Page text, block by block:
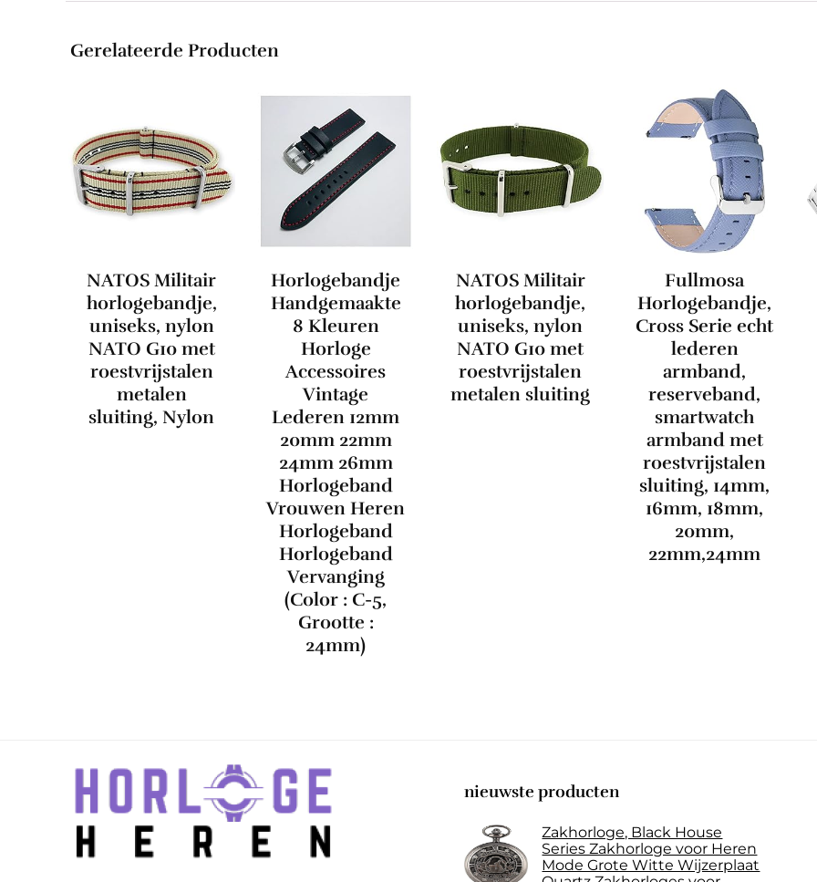
Gerelateerde Producten
NATOS Militair
horlogebandje,
uniseks, nylon
NATO G10 met
roestvrijstalen
metalen
sluiting, Nylon
Horlogebandje
Handgemaakte
8 Kleuren
Horloge
Accessoires
Vintage
Lederen 12mm
20mm 22mm
24mm 26mm
Horlogeband
Vrouwen Heren
Horlogeband
Horlogeband
Vervanging
(Color : C-5,
Grootte :
24mm)
NATOS Militair
horlogebandje,
uniseks, nylon
NATO G10 met
roestvrijstalen
metalen sluiting
Fullmosa
Horlogebandje,
Cross Serie echt
lederen
armband,
reserveband,
smartwatch
armband met
roestvrijstalen
sluiting, 14mm,
16mm, 18mm,
20mm,
22mm,24mm
nieuwste producten
Zakhorloge, Black House
Series Zakhorloge voor Heren
Mode Grote Witte Wijzerplaat